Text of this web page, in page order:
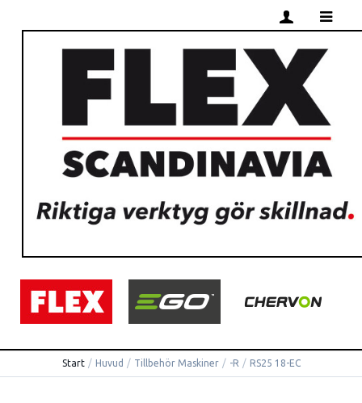
Start / Huvud / Tillbehör Maskiner / -R / RS25 18-EC